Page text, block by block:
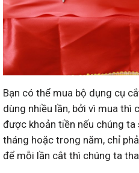
Bạn có thể mua bộ dụng cụ
dùng nhiều lần, bởi vì mua thì
được khoản tiền nếu chúng
tháng hoặc trong năm, chỉ
để mỗi lần cắt thì chúng ta